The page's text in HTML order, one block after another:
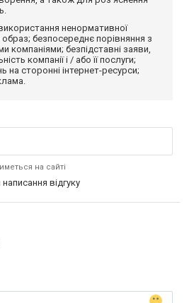
ненормативної
безпосереднє порівняння з
компаніями; безпідставні заяви,
компанії і / або її послуги;
на сторонні інтернет-ресурси;
на сайті
відгуку